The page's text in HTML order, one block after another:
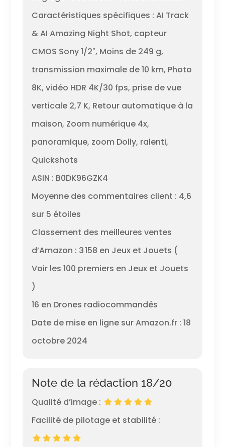
Caractéristiques spécifiques : AI Track
& AI Amazing Night Shot, capteur
CMOS Sony 1/2″, Moins de 249 g,
transmission maximale de 10 km, Photo
8K, vidéo HDR 4K/30 fps, prise de vue
verticale 2,7 K, Retour automatique à la
maison, Zoom numérique 4x,
panoramique, zoom Dolly, ralenti,
Quickshots
ASIN : B0DK96GZK4
Moyenne des commentaires client : 4,6
sur 5 étoiles
Classement des meilleures ventes
d’Amazon : 3 158 en Jeux et Jouets (
Voir les 100 premiers en Jeux et Jouets
)
16 en Drones radiocommandés
Date de mise en ligne sur Amazon.fr : 18
octobre 2024
Note de la rédaction 18/20
Qualité d’image :
Facilité de pilotage et stabilité :